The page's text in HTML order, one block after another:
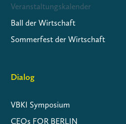
Veranstaltungskalender
Ball der Wirtschaft
Sommerfest der Wirtschaft
Dialog
VBKI Symposium
CEOs FOR BERLIN